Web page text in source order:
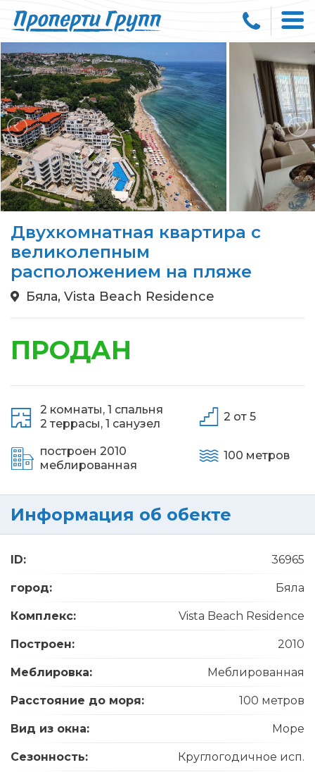
Двухкомнатная квартира с
великолепным
расположением на пляже
Бяла, Vista Beach Residence
ПРОДАН
2 комнаты, 1 спальня
2 террасы, 1 санузел
построен 2010
меблированная
2 от 5
100 метров
Информация об обекте
ID: 36965
город: Бяла
Комплекс: Vista Beach Residence
Построен: 2010
Меблировка: Меблированная
Расстояние до моря: 100 метров
Вид из окна: Море
Сезонность: Круглогодичное исп.